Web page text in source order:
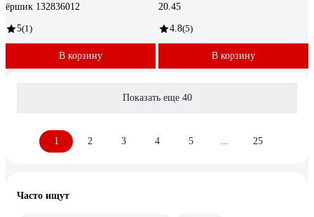
ёршик 132836012
5(1)
В корзину
20.45
4.8(5)
В корзину
Показать еще 40
1 2 3 4 5 25
Часто ищут